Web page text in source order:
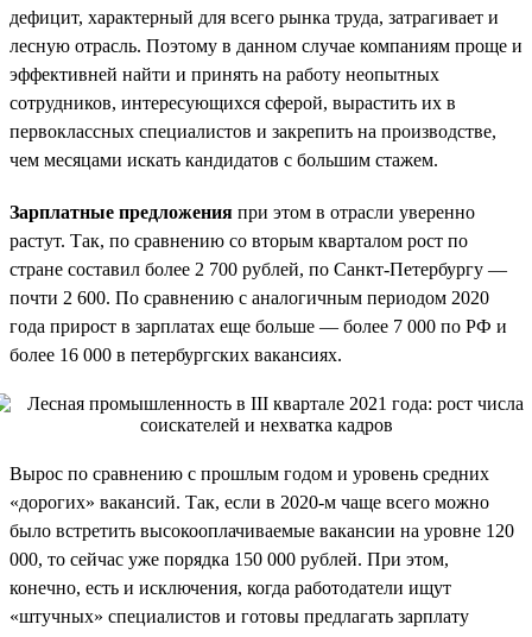
дефицит, характерный для всего рынка труда, затрагивает и
лесную отрасль. Поэтому в данном случае компаниям проще и
эффективней найти и принять на работу неопытных
сотрудников, интересующихся сферой, вырастить их в
первоклассных специалистов и закрепить на производстве,
чем месяцами искать кандидатов с большим стажем.
Зарплатные предложения при этом в отрасли уверенно
растут. Так, по сравнению со вторым кварталом рост по
стране составил более 2 700 рублей, по Санкт-Петербургу —
почти 2 600. По сравнению с аналогичным периодом 2020
года прирост в зарплатах еще больше — более 7 000 по РФ и
более 16 000 в петербургских вакансиях.
Вырос по сравнению с прошлым годом и уровень средних
«дорогих» вакансий. Так, если в 2020-м чаще всего можно
было встретить высокооплачиваемые вакансии на уровне 120
000, то сейчас уже порядка 150 000 рублей. При этом,
конечно, есть и исключения, когда работодатели ищут
«штучных» специалистов и готовы предлагать зарплату